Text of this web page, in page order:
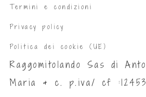
Termini e condizioni
Privacy policy
Politica dei cookie (UE)
Raggomitolando Sas di
Maria & c. p.iva/ cf